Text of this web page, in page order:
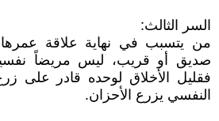
السر الثالث:
من يتسبب في نهاية علاقة
صديق أو قريب، ليس مريضاً
فقليل الأخلاق لوحده قادر على
النفسي يزرع الأحزان.